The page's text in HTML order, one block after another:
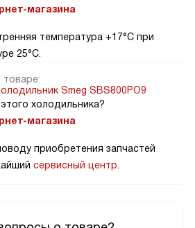
магазина
температура +17°C при
25°C.
товаре:
Smeg SBS800PO9
холодильника?
магазина
приобретения запчастей
сервисный центр